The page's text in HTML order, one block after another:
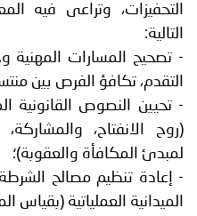
التحفيزات، وتراعى فيه
التالية:
- تصحيح المسارات المهنية
التقدم، تكافؤ الفرص بين
- تحيين النصوص القانونية
(روح الانفتاح، والمشاركة،
لمبدئ المكافأة والعقوبة)؛
- إعادة تنظيم مصالح
الميدانية العملياتية